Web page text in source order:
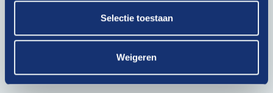
Selectie toestaan
Weigeren
Bij het klikken op ‘Verzenden’ ga je akkoord met ons
privacybeleid.